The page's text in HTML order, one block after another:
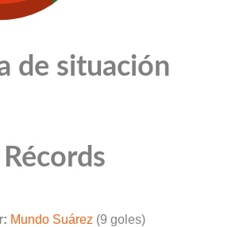
de situación
Récords
Mundo Suárez (9 goles)